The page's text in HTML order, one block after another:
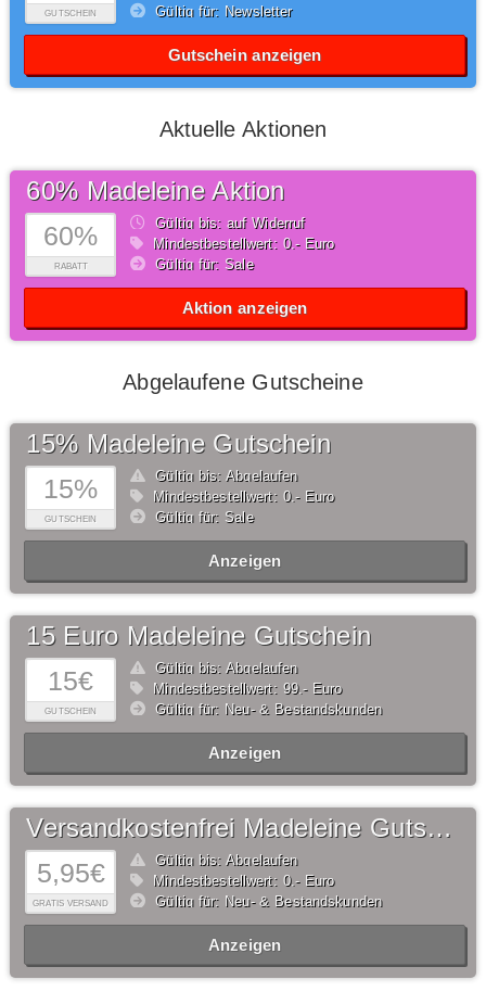
GUTSCHEIN
Gültig für: Newsletter
Gutschein anzeigen
Aktuelle Aktionen
60%
RABATT
60% Madeleine Aktion
Gültig bis: auf Widerruf
Mindestbestellwert: 0,- Euro
Gültig für: Sale
Aktion anzeigen
Abgelaufene Gutscheine
15%
GUTSCHEIN
15% Madeleine Gutschein
Gültig bis: Abgelaufen
Mindestbestellwert: 0,- Euro
Gültig für: Sale
Anzeigen
15€
GUTSCHEIN
15 Euro Madeleine Gutschein
Gültig bis: Abgelaufen
Mindestbestellwert: 99,- Euro
Gültig für: Neu- & Bestandskunden
Anzeigen
5,95€
GRATIS VERSAND
Versandkostenfrei Madeleine Gutschein
Gültig bis: Abgelaufen
Mindestbestellwert: 0,- Euro
Gültig für: Neu- & Bestandskunden
Anzeigen